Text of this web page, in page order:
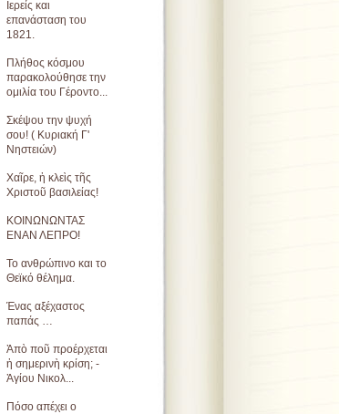
Ιερείς και
επανάσταση του
1821.
Πλήθος κόσμου
παρακολούθησε την
ομιλία του Γέροντο...
Σκέψου την ψυχή
σου! ( Κυριακή Γ'
Νηστειών)
Χαῖρε, ἡ κλεὶς τῆς
Χριστοῦ βασιλείας!
ΚΟΙΝΩΝΩΝΤΑΣ
ΕΝΑΝ ΛΕΠΡΟ!
Το ανθρώπινο και το
Θεϊκό θέλημα.
Ένας αξέχαστος
παπάς …
Ἀπὸ ποῦ προέρχεται
ἡ σημερινὴ κρίση; -
Ἁγίου Νικολ...
Πόσο απέχει ο